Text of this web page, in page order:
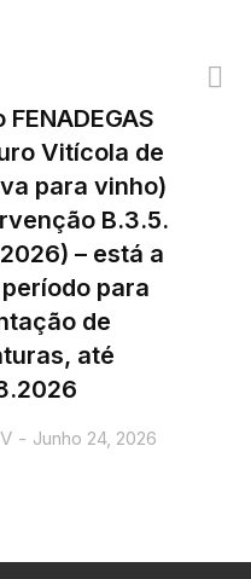
Vitícola de
para vinho)
B.3.5.
– está a
para
de
até
Junho 24, 2026